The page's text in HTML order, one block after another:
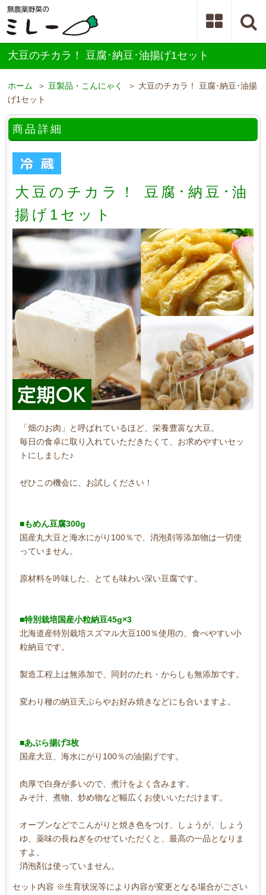
大豆のチカラ！ 豆腐･納豆･油揚げ1セット
ホーム ＞豆製品・こんにゃく
＞ 大豆のチカラ！ 豆腐･納豆･油揚
げ1セット
商品詳細
大豆のチカラ！ 豆腐･納豆･油
揚げ1セット
「畑のお肉」と呼ばれているほど、栄養豊富な大豆。
毎日の食卓に取り入れていただきたくて、お求めやすいセッ
トにしました♪
ぜひこの機会に、お試しください！
■もめん豆腐300g
国産丸大豆と海水にがり100％で、消泡剤等添加物は一切使
っていません。
原材料を吟味した、とても味わい深い豆腐です。
■特別栽培国産小粒納豆45g×3
北海道産特別栽培スズマル大豆100％使用の、食べやすい小
粒納豆です。
製造工程上は無添加で、同封のたれ・からしも無添加です。
変わり種の納豆天ぷらやお好み焼きなどにも合いますよ。
■あぶら揚げ3枚
国産大豆、海水にがり100％の油揚げです。
肉厚で白身が多いので、煮汁をよく含みます。
みそ汁、煮物、炒め物など幅広くお使いいただけます。
オーブンなどでこんがりと焼き色をつけ、しょうが、しょう
ゆ、薬味の長ねぎをのせていただくと、最高の一品となりま
すよ。
消泡剤は使っていません。
セット内容 ※生育状況等により内容が変更となる場合がござい